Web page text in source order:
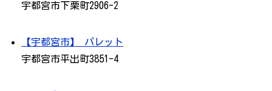
宇都宮市下栗町2906-2
【宇都宮市】 パレット
宇都宮市平出町3851-4